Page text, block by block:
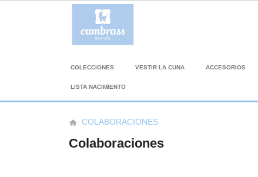
COLECCIONES VESTIR LA CUNA ACCESORIOS
LISTA NACIMIENTO
home COLABORACIONES
Colaboraciones